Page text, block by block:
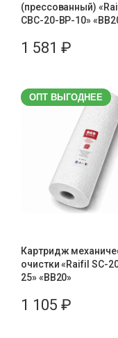
(прессованный)
CBC-20-BP-10»
1 581 ₽
ОПТ ВЫГОДНЕЕ
Картридж
очистки «Raifil SC-
25» «BB20»
1 105 ₽